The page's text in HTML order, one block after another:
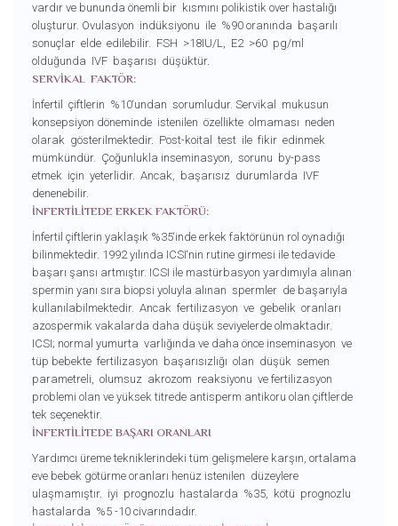
vardır ve bununda önemli bir kısmını polikistik over hastalığı
oluşturur. Ovulasyon indüksiyonu ile %90 oranında başarılı
sonuçlar elde edilebilir. FSH >18IU/L, E2 >60 pg/ml
olduğunda IVF başarısı düşüktür.
SERVİKAL FAKTÖR:
İnfertil çiftlerin %10‘undan sorumludur. Servikal mukusun
konsepsiyon döneminde istenilen özellikte olmaması neden
olarak gösterilmektedir. Post-koital test ile fikir edinmek
mümkündür. Çoğunlukla inseminasyon, sorunu by-pass
etmek için yeterlidir. Ancak, başarısız durumlarda IVF
denenebilir.
İNFERTİLİTEDE ERKEK FAKTÖRÜ:
İnfertil çiftlerin yaklaşık %35‘inde erkek faktörünün rol oynadığı
bilinmektedir. 1992 yılında ICSI‘nin rutine girmesi ile tedavide
başarı şansı artmıştır. ICSI ile mastürbasyon yardımıyla alınan
spermin yanı sıra biopsi yoluyla alınan spermler de başarıyla
kullanılabilmektedir. Ancak fertilizasyon ve gebelik oranları
azospermik vakalarda daha düşük seviyelerde olmaktadır.
ICSI; normal yumurta varlığında ve daha önce inseminasyon ve
tüp bebekte fertilizasyon başarısızlığı olan düşük semen
parametreli, olumsuz akrozom reaksiyonu ve fertilizasyon
problemi olan ve yüksek titrede antisperm antikoru olan çiftlerde
tek seçenektir.
İNFERTİLİTEDE BAŞARI ORANLARI
Yardımcı üreme tekniklerindeki tüm gelişmelere karşın, ortalama
eve bebek götürme oranları henüz istenilen düzeylere
ulaşmamıştır. iyi prognozlu hastalarda %35, kötü prognozlu
hastalarda %5 -10 civarındadır.